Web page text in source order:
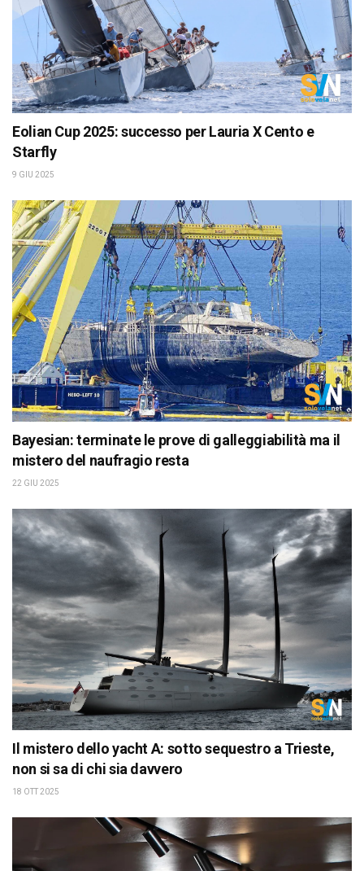
Eolian Cup 2025: successo per Lauria X Cento e
Starfly
9 GIU 2025
Bayesian: terminate le prove di galleggiabilità ma il
mistero del naufragio resta
22 GIU 2025
Il mistero dello yacht A: sotto sequestro a Trieste,
non si sa di chi sia davvero
18 OTT 2025